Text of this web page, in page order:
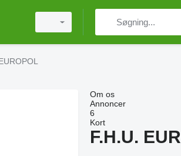
Om os
Annoncer
6
Kort
F.H.U.